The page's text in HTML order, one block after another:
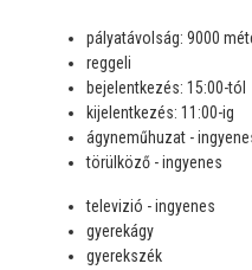
pályatávolság: 9000
reggeli
bejelentkezés: 15:00-tól
kijelentkezés: 11:00-ig
ágyneműhuzat -
törülköző - ingyenes
televizió - ingyenes
gyerekágy
gyerekszék